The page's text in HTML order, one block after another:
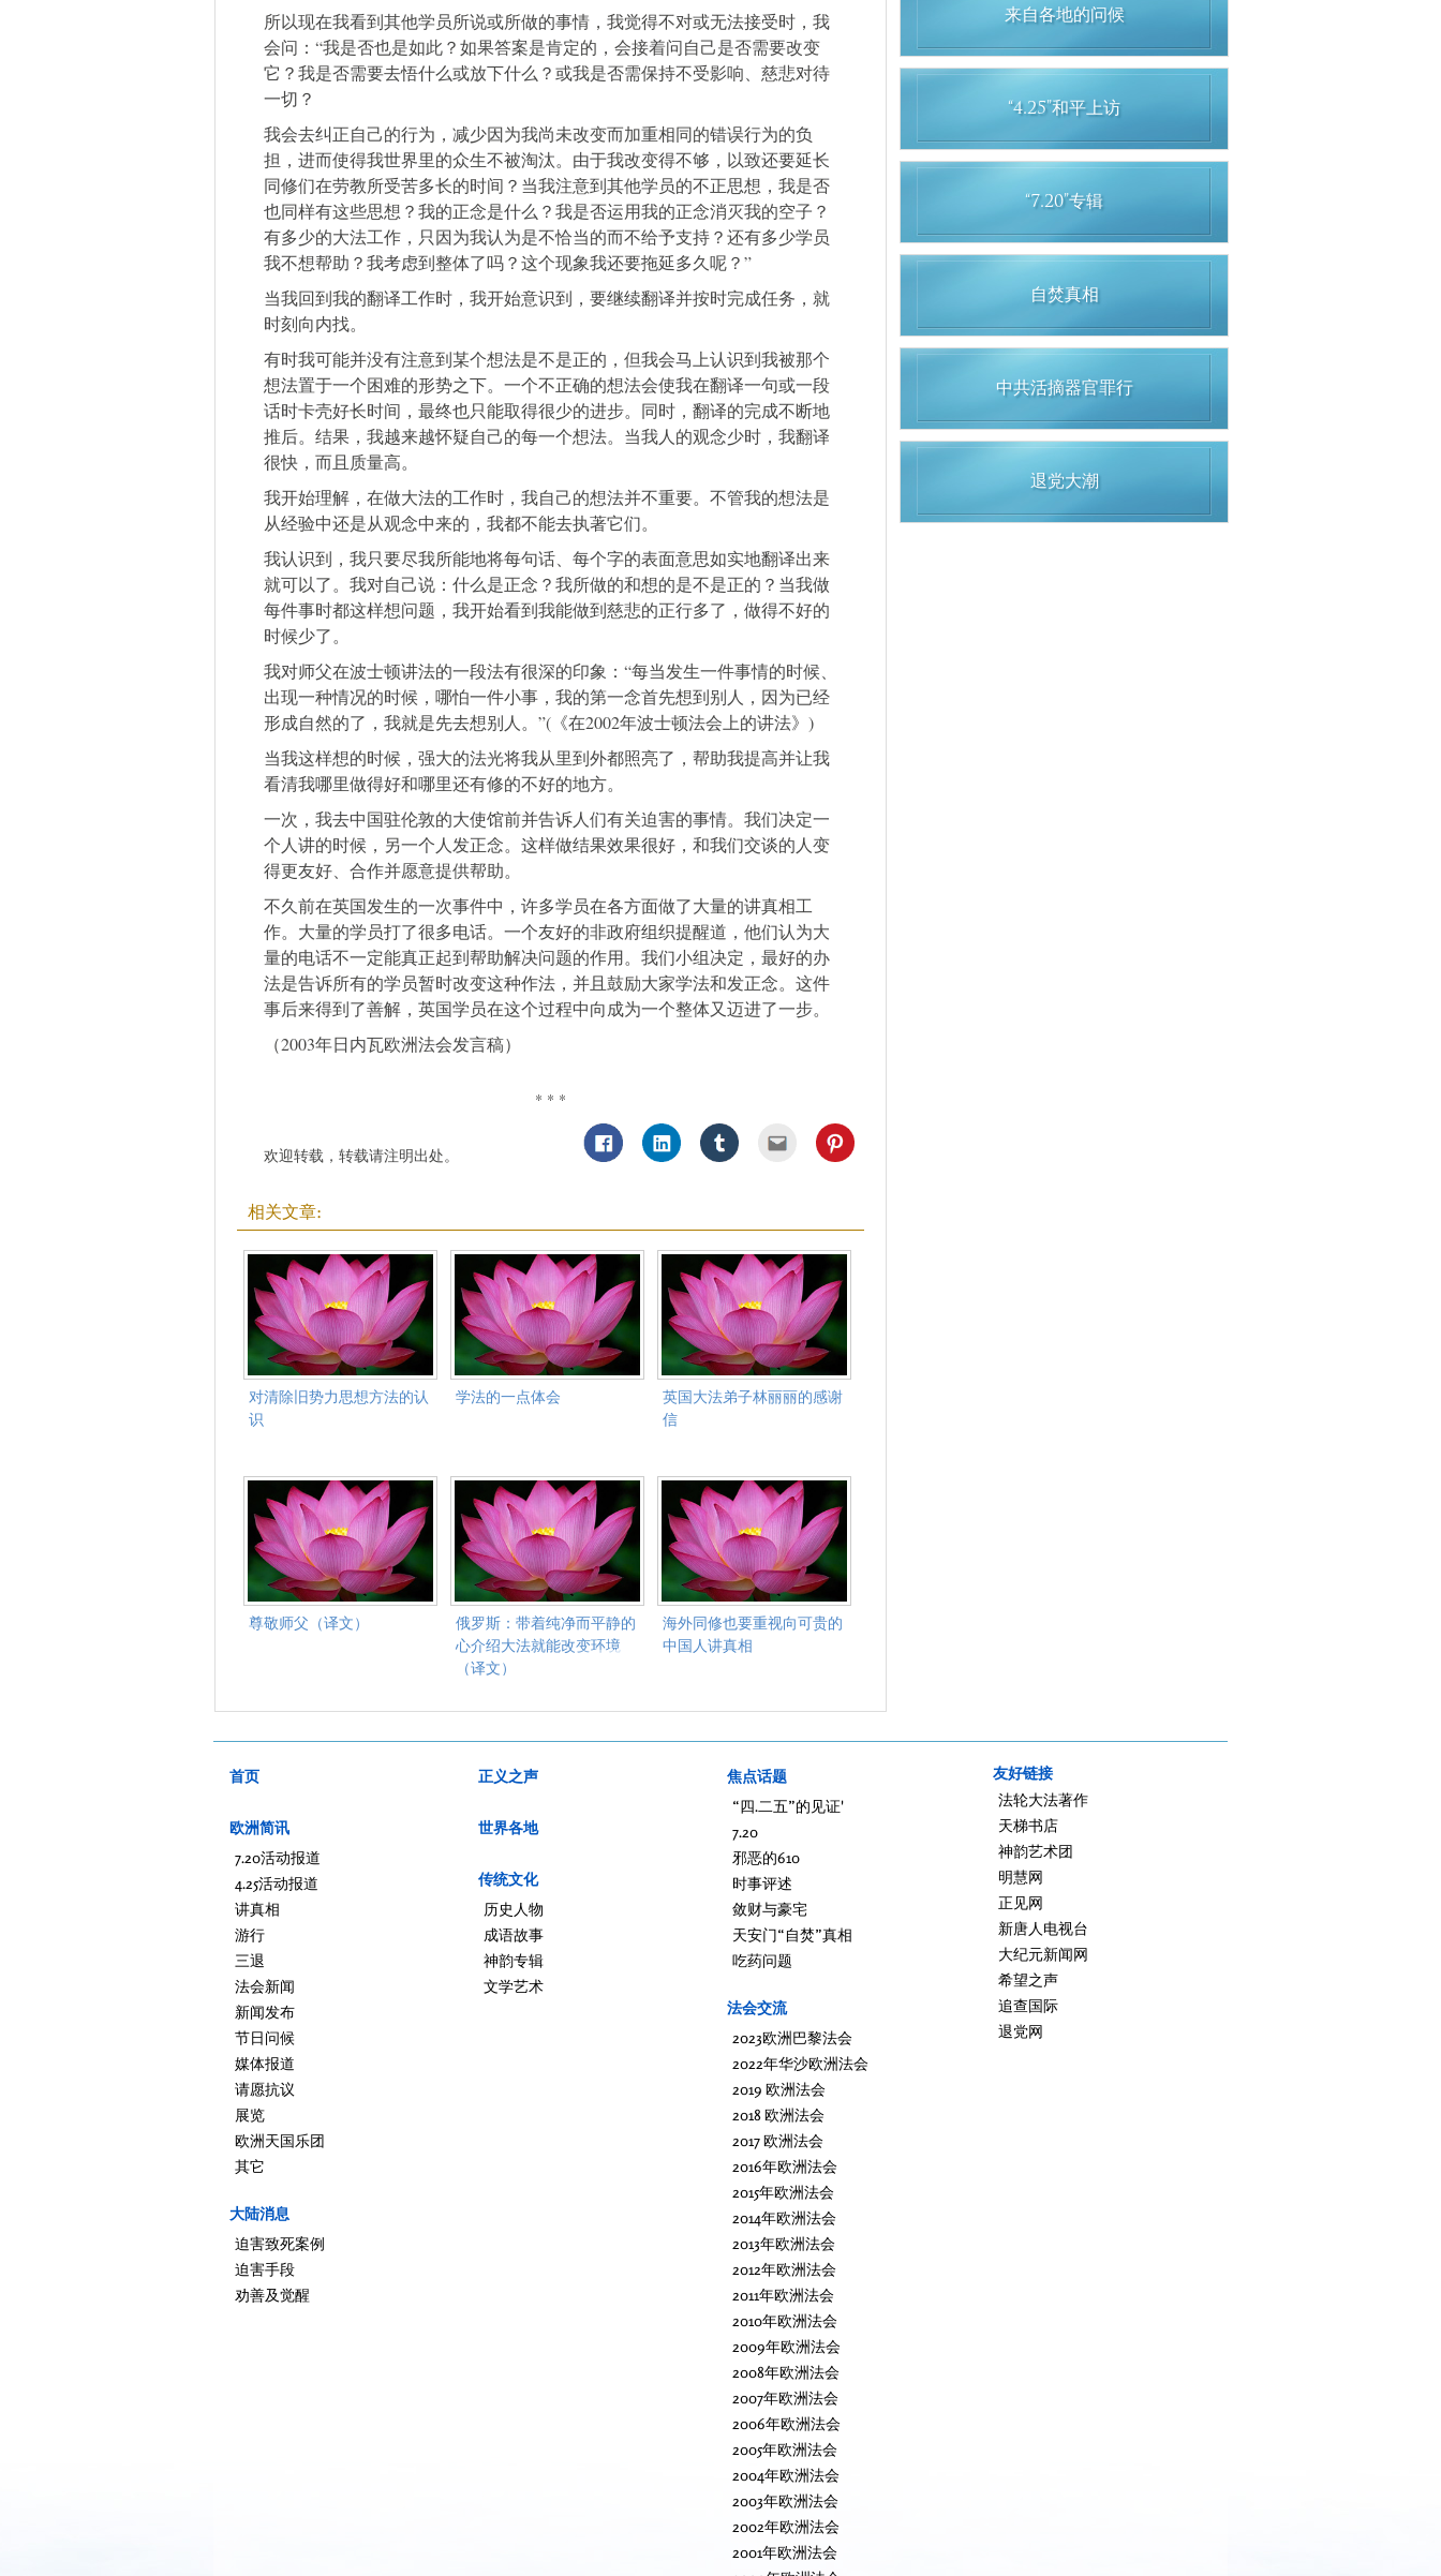
所以现在我看到其他学员所说或所做的事情，我觉得不对或无法接受时，我
会问：“我是否也是如此？如果答案是肯定的，会接着问自己是否需要改变
它？我是否需要去悟什么或放下什么？或我是否需保持不受影响、慈悲对待
一切？
我会去纠正自己的行为，减少因为我尚未改变而加重相同的错误行为的负
担，进而使得我世界里的众生不被淘汰。由于我改变得不够，以致还要延长
同修们在劳教所受苦多长的时间？当我注意到其他学员的不正思想，我是否
也同样有这些思想？我的正念是什么？我是否运用我的正念消灭我的空子？
有多少的大法工作，只因为我认为是不恰当的而不给予支持？还有多少学员
我不想帮助？我考虑到整体了吗？这个现象我还要拖延多久呢？”
当我回到我的翻译工作时，我开始意识到，要继续翻译并按时完成任务，就
时刻向内找。
有时我可能并没有注意到某个想法是不是正的，但我会马上认识到我被那个
想法置于一个困难的形势之下。一个不正确的想法会使我在翻译一句或一段
话时卡壳好长时间，最终也只能取得很少的进步。同时，翻译的完成不断地
推后。结果，我越来越怀疑自己的每一个想法。当我人的观念少时，我翻译
很快，而且质量高。
我开始理解，在做大法的工作时，我自己的想法并不重要。不管我的想法是
从经验中还是从观念中来的，我都不能去执著它们。
我认识到，我只要尽我所能地将每句话、每个字的表面意思如实地翻译出来
就可以了。我对自己说：什么是正念？我所做的和想的是不是正的？当我做
每件事时都这样想问题，我开始看到我能做到慈悲的正行多了，做得不好的
时候少了。
我对师父在波士顿讲法的一段法有很深的印象：“每当发生一件事情的时候、
出现一种情况的时候，哪怕一件小事，我的第一念首先想到别人，因为已经
形成自然的了，我就是先去想别人。”(《在2002年波士顿法会上的讲法》)
当我这样想的时候，强大的法光将我从里到外都照亮了，帮助我提高并让我
看清我哪里做得好和哪里还有修的不好的地方。
一次，我去中国驻伦敦的大使馆前并告诉人们有关迫害的事情。我们决定一
个人讲的时候，另一个人发正念。这样做结果效果很好，和我们交谈的人变
得更友好、合作并愿意提供帮助。
不久前在英国发生的一次事件中，许多学员在各方面做了大量的讲真相工
作。大量的学员打了很多电话。一个友好的非政府组织提醒道，他们认为大
量的电话不一定能真正起到帮助解决问题的作用。我们小组决定，最好的办
法是告诉所有的学员暂时改变这种作法，并且鼓励大家学法和发正念。这件
事后来得到了善解，英国学员在这个过程中向成为一个整体又迈进了一步。
（2003年日内瓦欧洲法会发言稿）
* * *
欢迎转载，转载请注明出处。
相关文章:
对清除旧势力思想方法的认
识
学法的一点体会
英国大法弟子林丽丽的感谢
信
尊敬师父（译文）
俄罗斯：带着纯净而平静的
心介绍大法就能改变环境
（译文）
海外同修也要重视向可贵的
中国人讲真相
来自各地的问候
“4.25”和平上访
“7.20”专辑
自焚真相
中共活摘器官罪行
退党大潮
首页
欧洲简讯
7.20活动报道
4.25活动报道
讲真相
游行
三退
法会新闻
新闻发布
节日问候
媒体报道
请愿抗议
展览
欧洲天国乐团
其它
大陆消息
迫害致死案例
迫害手段
劝善及觉醒
正义之声
世界各地
传统文化
历史人物
成语故事
神韵专辑
文学艺术
焦点话题
“四.二五”的见证'
7.20
邪恶的610
时事评述
敛财与豪宅
天安门“自焚”真相
吃药问题
法会交流
2023欧洲巴黎法会
2022年华沙欧洲法会
2019 欧洲法会
2018 欧洲法会
2017 欧洲法会
2016年欧洲法会
2015年欧洲法会
2014年欧洲法会
2013年欧洲法会
2012年欧洲法会
2011年欧洲法会
2010年欧洲法会
2009年欧洲法会
2008年欧洲法会
2007年欧洲法会
2006年欧洲法会
2005年欧洲法会
2004年欧洲法会
2003年欧洲法会
2002年欧洲法会
2001年欧洲法会
友好链接
法轮大法著作
天梯书店
神韵艺术团
明慧网
正见网
新唐人电视台
大纪元新闻网
希望之声
追查国际
退党网